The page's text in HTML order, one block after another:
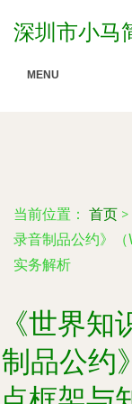
深圳市小马
MENU
当前位置： 首页 >
录音制品公约》
实务解析
《世界
制品公约